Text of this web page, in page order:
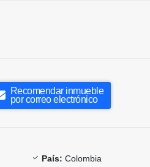
Recomendar inmueble
por correo electrónico
País: Colombia